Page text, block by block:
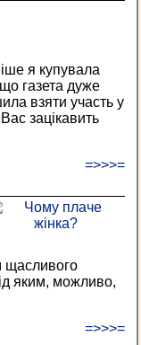
я купувала
газета дуже
взяти участь у
зацікавить
=>>>=
щасливого
яким, можливо,
=>>>=